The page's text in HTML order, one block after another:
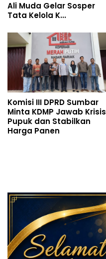
Ali Muda Gelar Sosper
Tata Kelola K...
Komisi III DPRD Sumbar
Minta KDMP Jawab Krisis
Pupuk dan Stabilkan
Harga Panen